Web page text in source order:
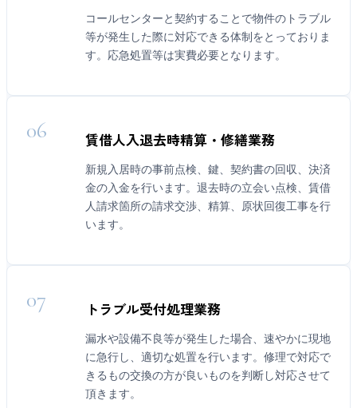
コールセンターと契約することで物件のトラブル
等が発生した際に対応できる体制をとっておりま
す。応急処置等は実費必要となります。
06 賃借人入退去時精算・修繕業務
新規入居時の事前点検、鍵、契約書の回収、決済
金の入金を行います。退去時の立会い点検、賃借
人請求箇所の請求交渉、精算、原状回復工事を行
います。
07 トラブル受付処理業務
漏水や設備不良等が発生した場合、速やかに現地
に急行し、適切な処置を行います。修理で対応で
きるもの交換の方が良いものを判断し対応させて
頂きます。